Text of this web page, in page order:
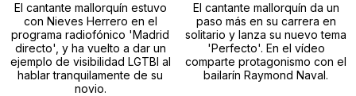
El cantante mallorquín estuvo
con Nieves Herrero en el
programa radiofónico 'Madrid
directo', y ha vuelto a dar un
ejemplo de visibilidad LGTBI al
hablar tranquilamente de su
novio.
El cantante mallorquín da un
paso más en su carrera en
solitario y lanza su nuevo tema
'Perfecto'. En el vídeo
comparte protagonismo con el
bailarín Raymond Naval.